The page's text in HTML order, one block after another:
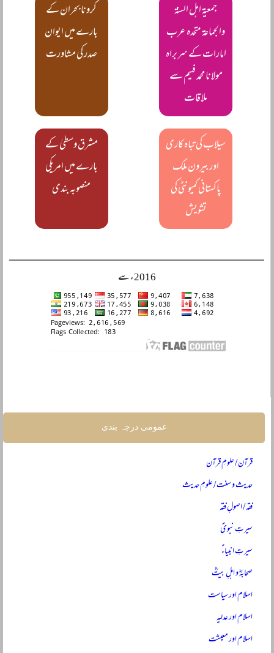
جمعیۃ اہل السنۃ
والجماعۃ متحدہ عرب
امارات کے سربراہ
مولانا محمد فہیم سے
ملاقات
کرونا بحران کے
بارے میں ایوان
صدر کی مشاورت
سیلاب کی تباہ کاری
اور بیرون ملک
پاکستانی کمیونٹی کی
تشویش
مشرق وسطیٰ کے
بارے میں امریکی
منصوبہ بندی
2016ء سے
عمومی درجہ بندی
قرآن / علومِ قرآن
حدیث و سنت / علومِ حدیث
فقہ / اصولِ فقہ
سیرتِ نبویؐ
سیرتِ انبیاءؑ
صحابہؓ و اہلِ بیتؓ
اسلام اور سیاست
اسلام اور عدلیہ
اسلام اور معیشت